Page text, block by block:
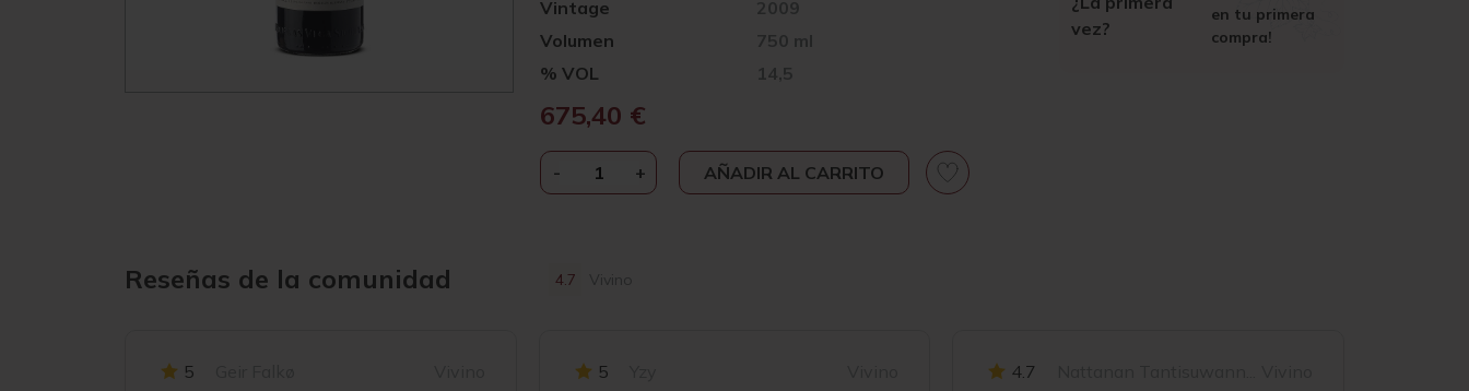
Vintage 2009
Volumen 750 ml
% VOL 14,5
675,40 €
-VEGA
SICILIA
CANTIDAD
+ AÑADIR AL CARRITO
vez?
en tu primera
compra!
Reseñas de la comunidad 4.7 Vivino
5 5 4.7